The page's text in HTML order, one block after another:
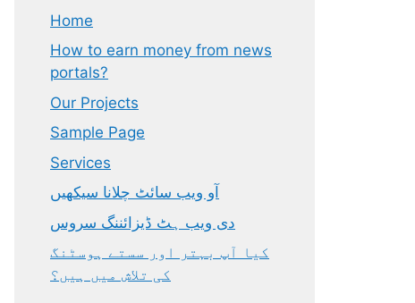
Home
How to earn money from news
portals?
Our Projects
Sample Page
Services
آو ویب سائٹ چلانا سیکھیں
دی ویب ہٹ ڈیزائننگ سروس
کیا آپ بہتر اور سستے ہوسٹنگ
کی تلاش میں ہیں؟